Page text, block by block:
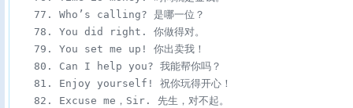
77. Who’s calling? 是哪一位？
78. You did right. 你做得对。
79. You set me up! 你出卖我！
80. Can I help you? 我能帮你吗？
81. Enjoy yourself! 祝你玩得开心！
82. Excuse me，Sir. 先生，对不起。